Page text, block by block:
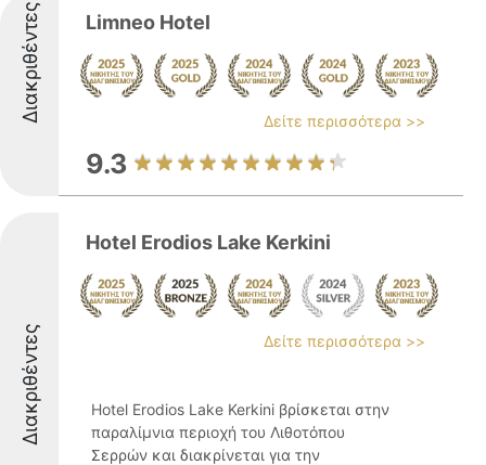
Διακριθέντες Limneo Hotel
Δείτε περισσότερα >>
9.3
Διακριθέντες
Hotel Erodios Lake Kerkini
Δείτε περισσότερα >>
Hotel Erodios Lake Kerkini βρίσκεται στην
παραλίμνια περιοχή του Λιθοτόπου
Σερρών και διακρίνεται για την